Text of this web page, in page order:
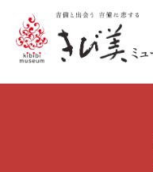
き